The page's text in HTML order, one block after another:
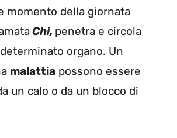
momento della giornata
Chi, penetra e circola
organo. Un
malattia possono essere
un calo o da un blocco di